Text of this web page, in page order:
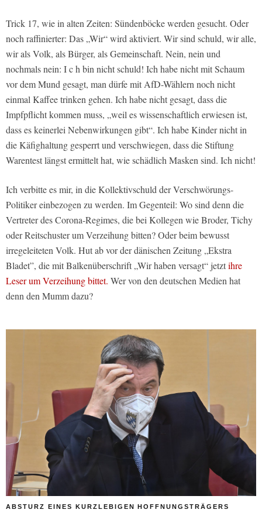
Trick 17, wie in alten Zeiten: Sündenböcke werden gesucht. Oder
noch raffinierter: Das „Wir“ wird aktiviert. Wir sind schuld, wir alle,
wir als Volk, als Bürger, als Gemeinschaft. Nein, nein und
nochmals nein: I c h bin nicht schuld! Ich habe nicht mit Schaum
vor dem Mund gesagt, man dürfe mit AfD-Wählern noch nicht
einmal Kaffee trinken gehen. Ich habe nicht gesagt, dass die
Impfpflicht kommen muss, „weil es wissenschaftlich erwiesen ist,
dass es keinerlei Nebenwirkungen gibt“. Ich habe Kinder nicht in
die Käfighaltung gesperrt und verschwiegen, dass die Stiftung
Warentest längst ermittelt hat, wie schädlich Masken sind. Ich nicht!
Ich verbitte es mir, in die Kollektivschuld der Verschwörungs-
Politiker einbezogen zu werden. Im Gegenteil: Wo sind denn die
Vertreter des Corona-Regimes, die bei Kollegen wie Broder, Tichy
oder Reitschuster um Verzeihung bitten? Oder beim bewusst
irregeleiteten Volk. Hut ab vor der dänischen Zeitung „Ekstra
Bladet”, die mit Balkenüberschrift „Wir haben versagt“ jetztihre
Leser um Verzeihung bittet. Wer von den deutschen Medien hat
denn den Mumm dazu?
ABSTURZ EINES KURZLEBIGEN HOFFNUNGSTRÄGERS